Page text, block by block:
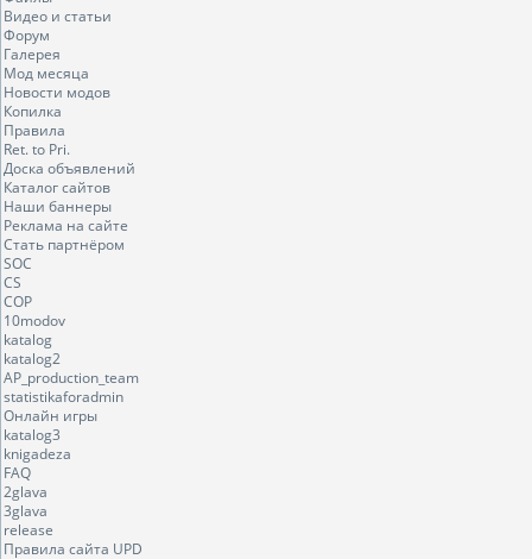
Видео и статьи
Форум
Галерея
Мод месяца
Новости модов
Копилка
Правила
Ret. to Pri.
Доска объявлений
Каталог сайтов
Наши баннеры
Реклама на сайте
Стать партнёром
SOC
CS
COP
10modov
katalog
katalog2
AP_production_team
statistikaforadmin
Онлайн игры
katalog3
knigadeza
FAQ
2glava
3glava
release
Правила сайта UPD